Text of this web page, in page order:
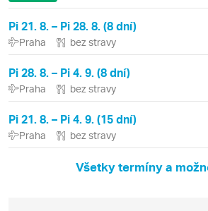
Pi 21. 8. – Pi 28. 8. (8 dní)
Praha bez stravy
Pi 28. 8. – Pi 4. 9. (8 dní)
Praha bez stravy
Pi 21. 8. – Pi 4. 9. (15 dní)
Praha bez stravy
Všetky termíny a